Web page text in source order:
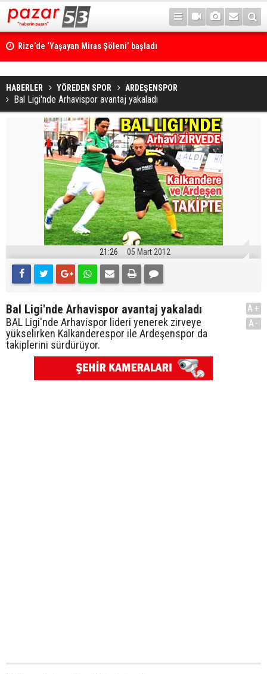
Rize’de ‘Yaşayan Miras Şöleni’ başladı
HABERLER YÖREDEN SPOR ARDEŞENSPOR
Bal Ligi'nde Arhavispor avantaj yakaladı
21:26 05 Mart 2012
Bal Ligi'nde Arhavispor avantaj yakaladı
BAL Ligi'nde Arhavispor lideri yenerek zirveye
yükselirken Kalkanderespor ile Ardeşenspor da
takiplerini sürdürüyor.
A+
A-